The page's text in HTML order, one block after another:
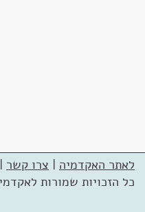
לאתר האקדמיה | צרו קשר |
כל הזכויות שמורות